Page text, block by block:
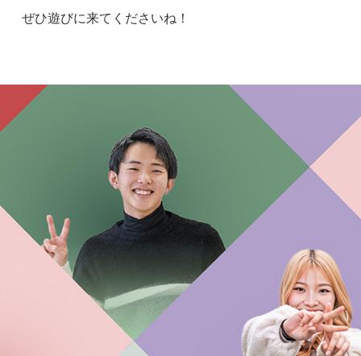
ぜひ遊びに来てくださいね！